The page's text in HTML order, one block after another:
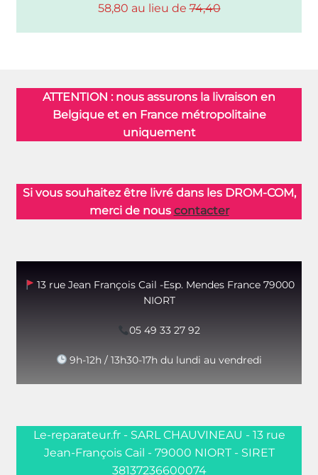
58,80 au lieu de74,40
ATTENTION : nous assurons la livraison en
Belgique et en France métropolitaine
uniquement
Si vous souhaitez être livré dans les DROM-COM,
merci de nous contacter
13 rue Jean François Cail -Esp. Mendes France 79000
NIORT
05 49 33 27 92
9h-12h / 13h30-17h du lundi au vendredi
Le-reparateur.fr - SARL CHAUVINEAU - 13 rue
Jean-François Cail - 79000 NIORT - SIRET
38137236600074